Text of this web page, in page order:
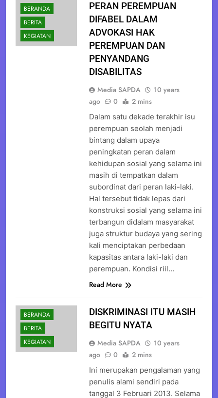
BERANDA
BERITA
KEGIATAN
PERAN PEREMPUAN
DIFABEL DALAM
ADVOKASI HAK
PEREMPUAN DAN
PENYANDANG
DISABILITAS
Media SAPDA
10 years
ago
0 2 mins
Dalam satu dekade terakhir isu
perempuan seolah menjadi
bintang dalam upaya
peningkatan peran dalam
kehidupan sosial yang selama ini
masih di tempatkan dalam
subordinat dari peran laki-laki.
Hal tersebut tidak lepas dari
konstruksi sosial yang selama ini
terbangun didalam masyarakat
juga struktur budaya yang sering
kali menciptakan perbedaan
kapasitas antara laki-laki dan
perempuan. Kondisi riil…
Read More
BERANDA
BERITA
KEGIATAN
DISKRIMINASI ITU MASIH
BEGITU NYATA
Media SAPDA
10 years
ago
0 2 mins
Ini merupakan pengalaman yang
penulis alami sendiri pada
tanggal 3 Februari 2013. Selama